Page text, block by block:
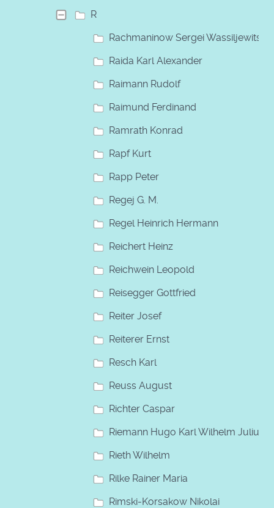
R
Rachmaninow Sergei Wassiljewitsch
Raida Karl Alexander
Raimann Rudolf
Raimund Ferdinand
Ramrath Konrad
Rapf Kurt
Rapp Peter
Regej G. M.
Regel Heinrich Hermann
Reichert Heinz
Reichwein Leopold
Reisegger Gottfried
Reiter Josef
Reiterer Ernst
Resch Karl
Reuss August
Richter Caspar
Riemann Hugo Karl Wilhelm Julius
Rieth Wilhelm
Rilke Rainer Maria
Rimski-Korsakow Nikolai